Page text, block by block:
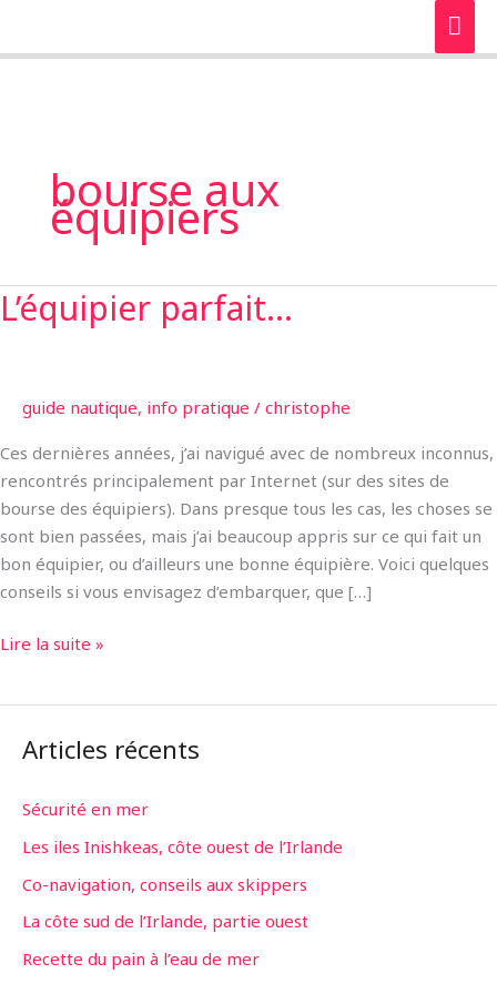
bourse aux
équipiers
L’équipier parfait…
guide nautique, info pratique / christophe
Ces dernières années, j’ai navigué avec de nombreux inconnus,
rencontrés principalement par Internet (sur des sites de
bourse des équipiers). Dans presque tous les cas, les choses se
sont bien passées, mais j’ai beaucoup appris sur ce qui fait un
bon équipier, ou d’ailleurs une bonne équipière. Voici quelques
conseils si vous envisagez d’embarquer, que […]
L’équipier
parfait…
Lire la suite »
Articles récents
Sécurité en mer
Les iles Inishkeas, côte ouest de l’Irlande
Co-navigation, conseils aux skippers
La côte sud de l’Irlande, partie ouest
Recette du pain à l’eau de mer